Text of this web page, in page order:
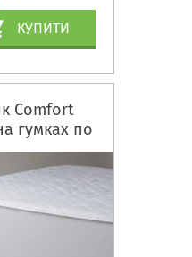
КУПИТИ
Comfort
гумках по